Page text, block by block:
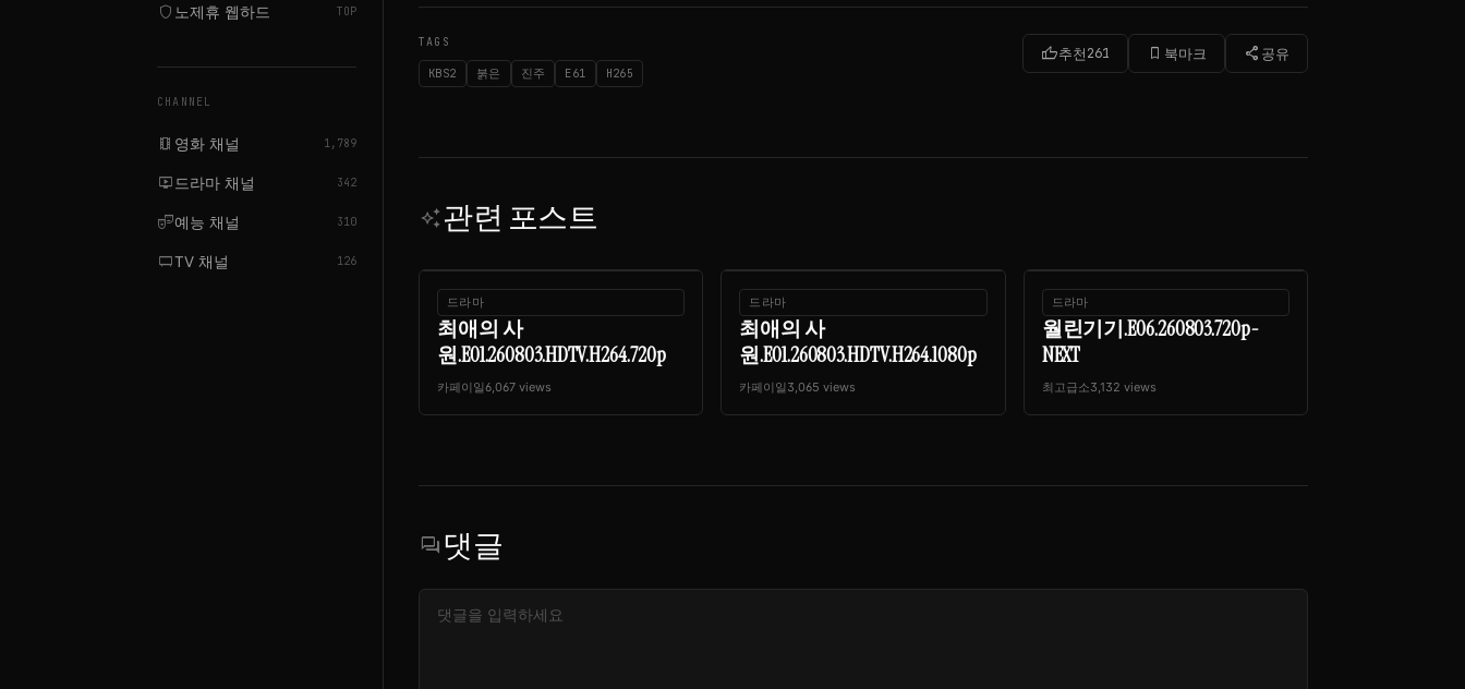
shield 노제휴 웹하드 TOP
CHANNEL
local_movies 영화 채널 1,789
live_tv 드라마 채널 342
theater_comedy예능 채널 310
tv_genTV 채널 126
TAGS
KBS2 붉은 진주 E61 H265
thumb_up추천261 bookmark_border 북마크 share 공유
auto_awesome관련 포스트
드라마
최애의 사
원.E01.260803.HDTV.H264.720p
카페이일6,067 views
드라마
최애의 사
원.E01.260803.HDTV.H264.1080p
카페이일 3,065 views
드라마
월린기기.E06.260803.720p-
NEXT
최고급소3,132 views
forum댓글